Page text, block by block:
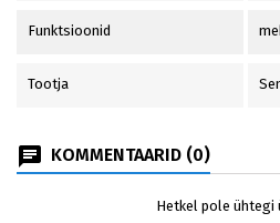
Funktsioonid
Tootja
KOMMENTAARID (0)
Hetkel pole ühtegi